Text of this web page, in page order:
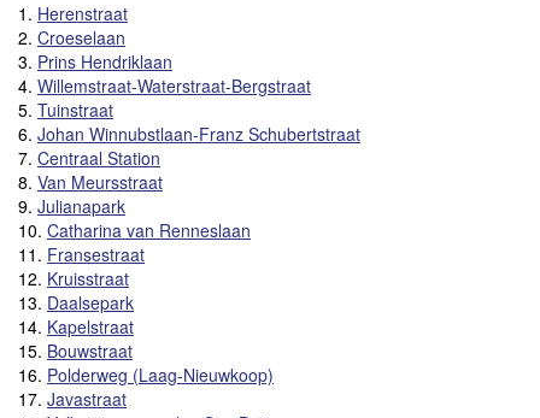
1. Herenstraat
2. Croeselaan
3. Prins Hendriklaan
4. Willemstraat-Waterstraat-Bergstraat
5. Tuinstraat
6. Johan Winnubstlaan-Franz Schubertstraat
7. Centraal Station
8. Van Meursstraat
9. Julianapark
10. Catharina van Renneslaan
11. Fransestraat
12. Kruisstraat
13. Daalsepark
14. Kapelstraat
15. Bouwstraat
16. Polderweg (Laag-Nieuwkoop)
17. Javastraat